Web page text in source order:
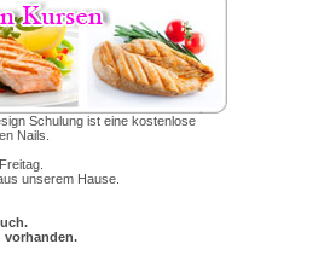
Schulung ist eine kostenlose
Nails.
unserem Hause.
vorhanden.